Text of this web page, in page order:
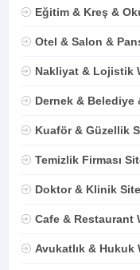
Eğitim & Kreş &
Otel & Salon &
Nakliyat & Lojistik
Dernek & Belediye
Kuaför & Güzellik
Temizlik Firması
Doktor & Klinik
Cafe & Restaurant
Avukatlık & Hukuk